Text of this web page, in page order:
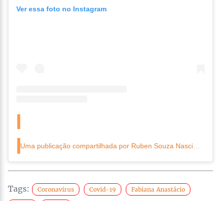
Ver essa foto no Instagram
Tags: Coronavírus Covid-19 Fabiana Anastácio